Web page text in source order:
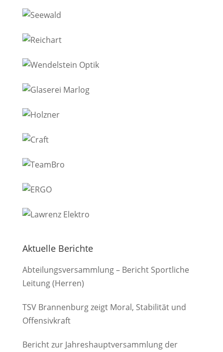
Aktuelle Berichte
Abteilungsversammlung – Bericht Sportliche
Leitung (Herren)
TSV Brannenburg zeigt Moral, Stabilität und
Offensivkraft
Bericht zur Jahreshauptversammlung der